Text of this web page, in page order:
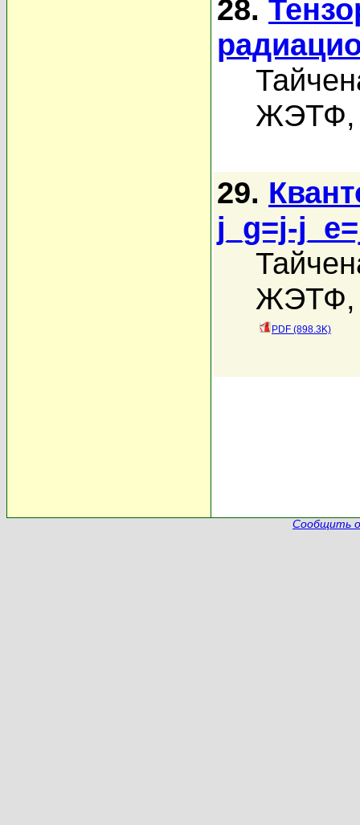
28.
ЖЭТФ,
29.
j_g=j-
ЖЭТФ,
PDF (898.3K)
Сообщить о